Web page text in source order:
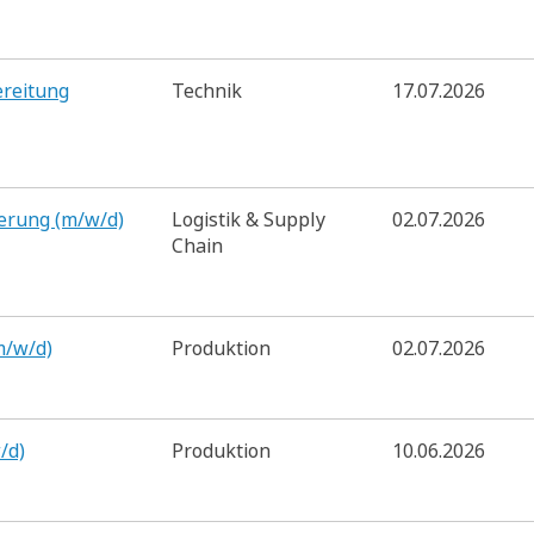
Technik 17.07.2026
(m/w/d)
Logistik & Supply
Chain
02.07.2026
w/d) Produktion 02.07.2026
d) Produktion 10.06.2026